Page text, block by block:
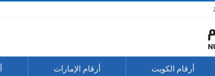
أرقام الكويت أرقام الإمارات